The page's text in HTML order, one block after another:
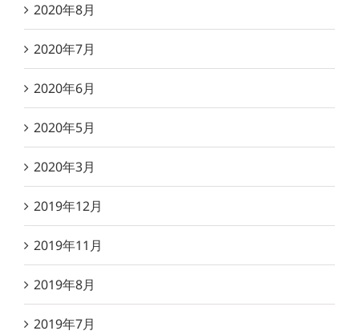
2020年8月
2020年7月
2020年6月
2020年5月
2020年3月
2019年12月
2019年11月
2019年8月
2019年7月